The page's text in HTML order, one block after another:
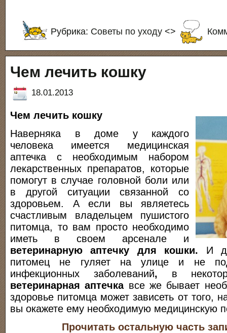
Рубрика: Советы по уходу <>
Чем лечить кошку
18.01.2013
Чем лечить кошку
Наверняка в доме у каждого
человека имеется медицинская
аптечка с необходимым набором
лекарственных препаратов, которые
помогут в случае головной боли или
в другой ситуации связанной со
здоровьем. А если вы являетесь
счастливым владельцем пушистого
питомца, то вам просто необходимо
иметь в своем арсенале и
ветеринарную аптечку для кошки. И
питомец не гуляет на улице и не
инфекционных заболеваний, в
ветеринарная аптечкавсе же бывает
здоровье питомца может зависеть от того,
вы окажете ему необходимую медицинскую
Прочитать остальную часть